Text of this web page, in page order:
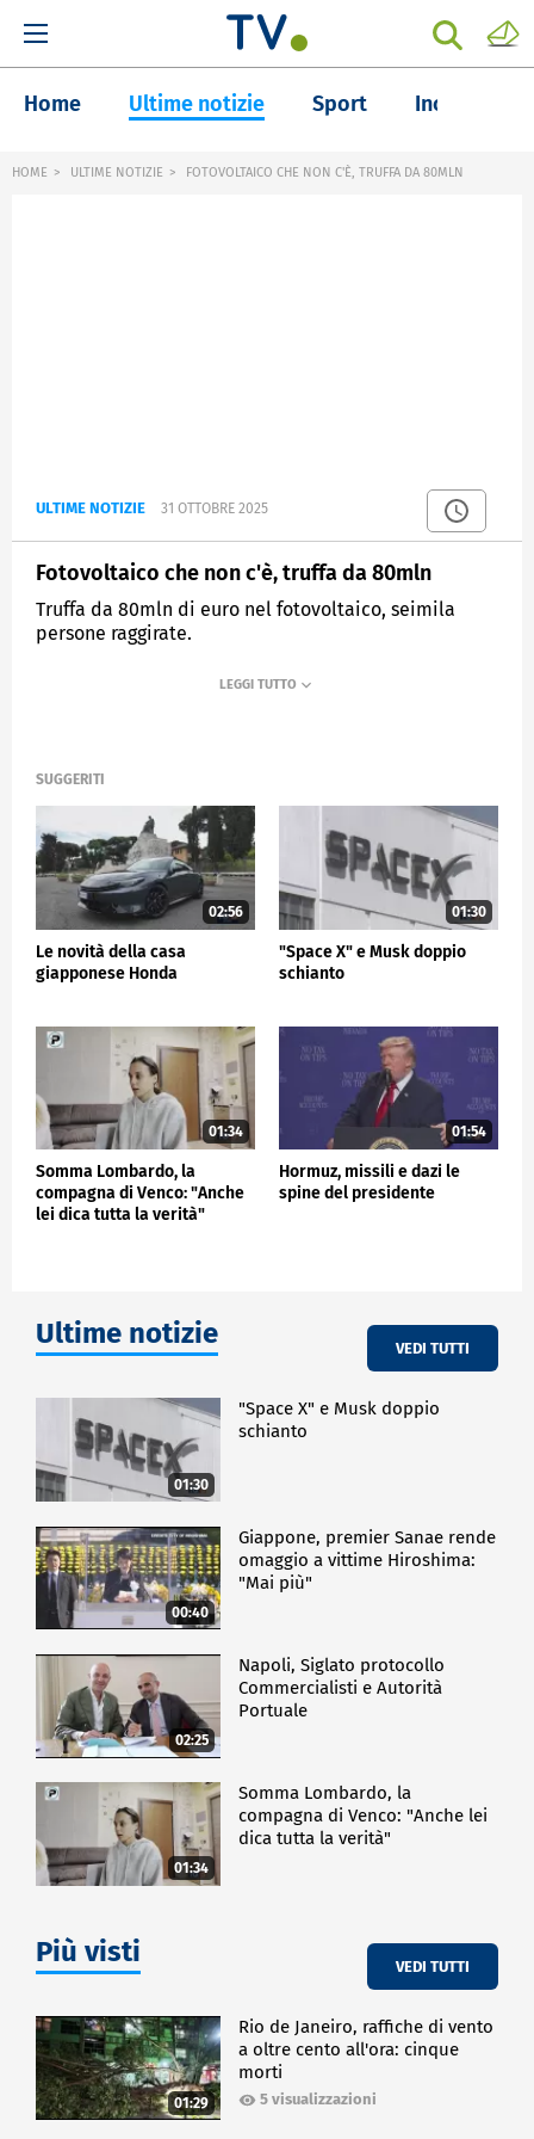
Home Ultime notizie Sport Inchieste
HOME ULTIME NOTIZIE FOTOVOLTAICO CHE NON C'È, TRUFFA DA 80MLN
ULTIME NOTIZIE 31 OTTOBRE 2025
Fotovoltaico che non c'è, truffa da 80mln
Truffa da 80mln di euro nel fotovoltaico, seimila
persone raggirate.
SUGGERITI
02:56
Le novità della casa
giapponese Honda
01:30
"Space X" e Musk doppio
schianto
01:34
Somma Lombardo, la
compagna di Venco: "Anche
lei dica tutta la verità"
01:54
Hormuz, missili e dazi le
spine del presidente
Ultime notizie VEDI TUTTI
01:30
"Space X" e Musk doppio
schianto
00:40
Giappone, premier Sanae rende
omaggio a vittime Hiroshima:
"Mai più"
02:25
Napoli, Siglato protocollo
Commercialisti e Autorità
Portuale
01:34
Somma Lombardo, la
compagna di Venco: "Anche lei
dica tutta la verità"
Più visti VEDI TUTTI
01:29
Rio de Janeiro, raffiche di vento
a oltre cento all'ora: cinque
morti
5 visualizzazioni